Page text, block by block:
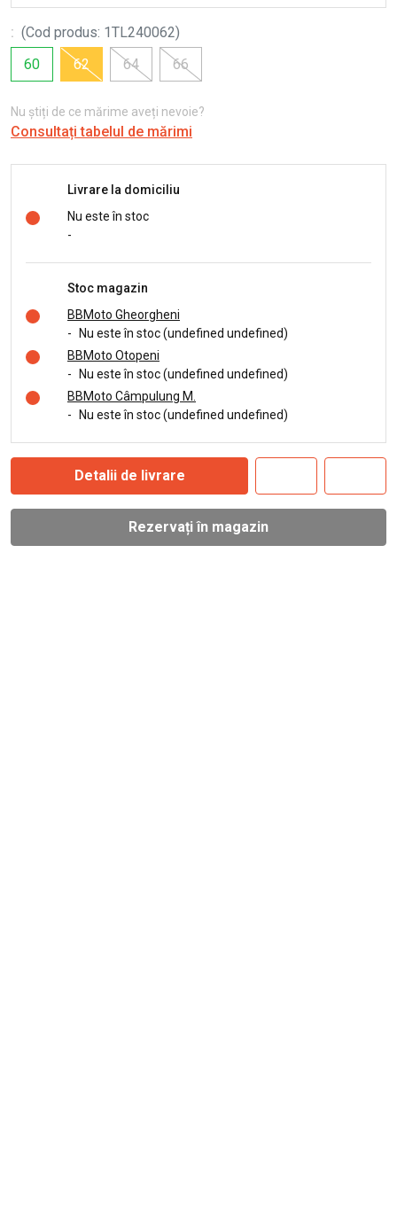
: (Cod produs: 1TL240062)
60
62 64 66
Nu știți de ce mărime aveți nevoie?
Consultați tabelul de mărimi
Livrare la domiciliu
Nu este în stoc
-
Stoc magazin
BBMoto Gheorgheni
-
Nu este în stoc (undefined undefined)
BBMoto Otopeni
-
Nu este în stoc (undefined undefined)
BBMoto Câmpulung M.
-
Nu este în stoc (undefined undefined)
Detalii de livrare
Rezervați în magazin